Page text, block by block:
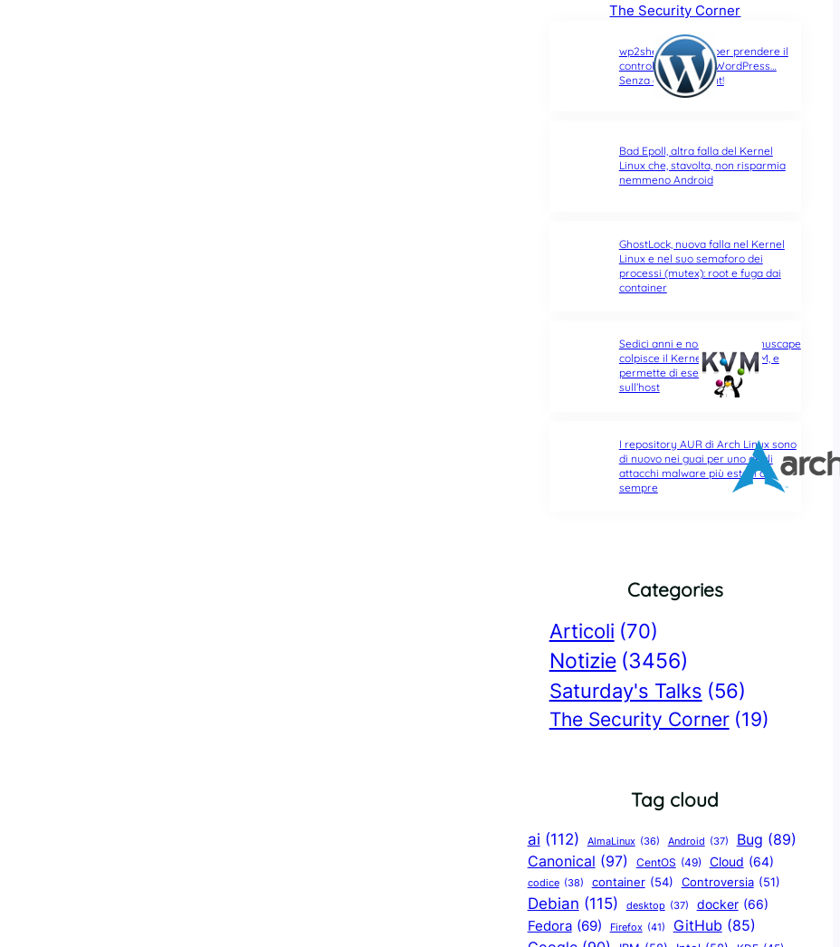
The Security Corner
wp2shell: due CVE per prendere il
controllo di un sito WordPress…
Senza alcun account!
Bad Epoll, altra falla del Kernel
Linux che, stavolta, non risparmia
nemmeno Android
GhostLock, nuova falla nel Kernel
Linux e nel suo semaforo dei
processi (mutex): root e fuga dai
container
Sedici anni e non sentirli: Januscape
colpisce il Kernel Linux e KVM, e
permette di eseguire codice
sull’host
I repository AUR di Arch Linux sono
di nuovo nei guai per uno degli
attacchi malware più estesi di
sempre
Categories
Articoli (70)
Notizie (3456)
Saturday's Talks (56)
The Security Corner (19)
Tag cloud
ai (112) AlmaLinux (36) Android (37) Bug (89)
Canonical (97) CentOS (49) Cloud (64)
codice (38) container (54) Controversia (51)
Debian (115) desktop (37) docker (66)
Fedora (69) Firefox (41) GitHub (85)